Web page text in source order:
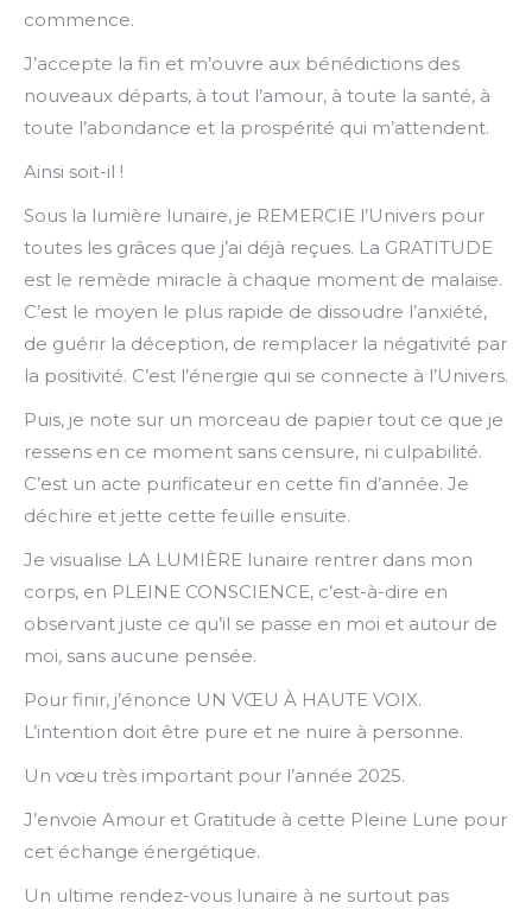
commence.
J’accepte la fin et m’ouvre aux bénédictions des
nouveaux départs, à tout l’amour, à toute la santé, à
toute l’abondance et la prospérité qui m’attendent.
Ainsi soit-il !
Sous la lumière lunaire, je REMERCIE l’Univers pour
toutes les grâces que j’ai déjà reçues. La GRATITUDE
est le remède miracle à chaque moment de malaise.
C’est le moyen le plus rapide de dissoudre l’anxiété,
de guérir la déception, de remplacer la négativité par
la positivité. C’est l’énergie qui se connecte à l’Univers.
Puis, je note sur un morceau de papier tout ce que je
ressens en ce moment sans censure, ni culpabilité.
C’est un acte purificateur en cette fin d’année. Je
déchire et jette cette feuille ensuite.
Je visualise LA LUMIÈRE lunaire rentrer dans mon
corps, en PLEINE CONSCIENCE, c’est-à-dire en
observant juste ce qu’il se passe en moi et autour de
moi, sans aucune pensée.
Pour finir, j’énonce UN VŒU À HAUTE VOIX.
L’intention doit être pure et ne nuire à personne.
Un vœu très important pour l’année 2025.
J’envoie Amour et Gratitude à cette Pleine Lune pour
cet échange énergétique.
Un ultime rendez-vous lunaire à ne surtout pas